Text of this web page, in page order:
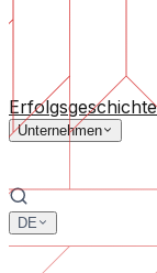
Nach
Für
Alle
Unternehmen
DE
한국어